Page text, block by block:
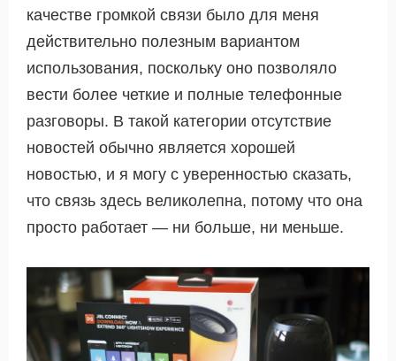
качестве громкой связи было для меня
действительно полезным вариантом
использования, поскольку оно позволяло
вести более четкие и полные телефонные
разговоры. В такой категории отсутствие
новостей обычно является хорошей
новостью, и я могу с уверенностью сказать,
что связь здесь великолепна, потому что она
просто работает — ни больше, ни меньше.